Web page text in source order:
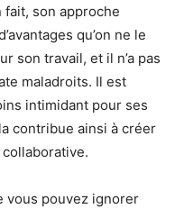
fait, son approche
qu’on ne le
son travail, et il n’a pas
maladroits. Il est
intimidant pour ses
contribue ainsi à créer
vous pouvez ignorer